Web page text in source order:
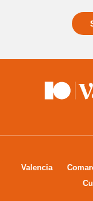
Valencia